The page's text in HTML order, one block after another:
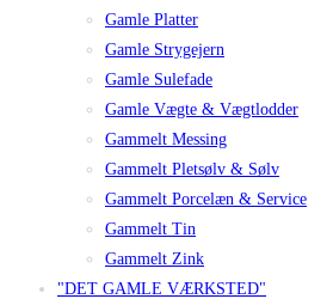
Gamle Platter
Gamle Strygejern
Gamle Sulefade
Gamle Vægte & Vægtlodder
Gammelt Messing
Gammelt Pletsølv & Sølv
Gammelt Porcelæn & Service
Gammelt Tin
Gammelt Zink
"DET GAMLE VÆRKSTED"